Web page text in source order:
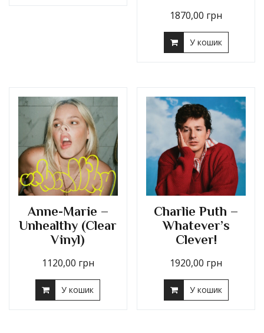
1870,00 грн
У кошик
Anne-Marie –
Unhealthy (Clear
Vinyl)
1120,00 грн
У кошик
Charlie Puth –
Whatever’s
Clever!
1920,00 грн
У кошик